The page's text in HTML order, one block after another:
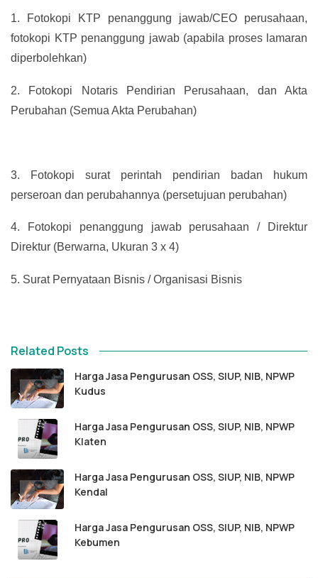
1.
Fotokopi KTP penanggung jawab/CEO perusahaan,
fotokopi KTP penanggung jawab (apabila proses lamaran
diperbolehkan)
2.
Fotokopi Notaris Pendirian Perusahaan, dan Akta
Perubahan (Semua Akta Perubahan)
3.
Fotokopi surat perintah pendirian badan hukum
perseroan dan perubahannya (persetujuan perubahan)
4.
Fotokopi penanggung jawab perusahaan / Direktur
Direktur (Berwarna, Ukuran 3 x 4)
5. Surat Pernyataan Bisnis / Organisasi Bisnis
Related Posts
Harga Jasa Pengurusan OSS, SIUP, NIB, NPWP
Kudus
Harga Jasa Pengurusan OSS, SIUP, NIB, NPWP
Klaten
Harga Jasa Pengurusan OSS, SIUP, NIB, NPWP
Kendal
Harga Jasa Pengurusan OSS, SIUP, NIB, NPWP
Kebumen